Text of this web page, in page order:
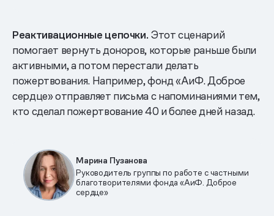
Реактивационные цепочки. Этот сценарий
помогает вернуть доноров, которые раньше были
активными, а потом перестали делать
пожертвования. Например, фонд «АиФ. Доброе
сердце» отправляет письма с напоминаниями тем,
кто сделал пожертвование 40 и более дней назад.
Марина Пузанова
Руководитель группы по работе с частными
благотворителями фонда «АиФ. Доброе
сердце»